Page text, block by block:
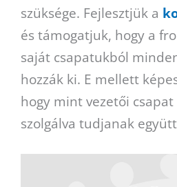
szüksége. Fejlesztjük a
és támogatjuk, hogy a
saját csapatukból
hozzák ki. E mellett
hogy mint vezetői
szolgálva tudjanak